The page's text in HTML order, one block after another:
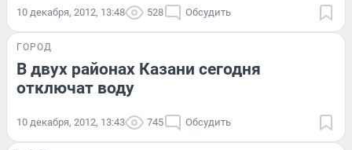
10 декабря, 2012, 13:48 528 Обсудить
ГОРОД
В двух районах Казани сегодня
отключат воду
10 декабря, 2012, 13:43 745 Обсудить